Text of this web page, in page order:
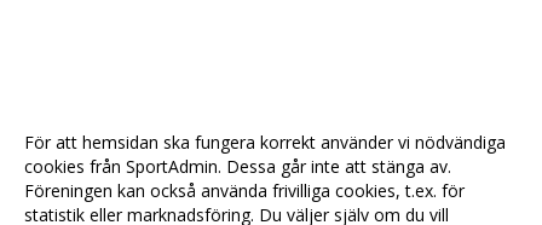
För att hemsidan ska fungera korrekt använder vi nödvändiga
cookies från SportAdmin. Dessa går inte att stänga av.
Föreningen kan också använda frivilliga cookies, t.ex. för
statistik eller marknadsföring. Du väljer själv om du vill